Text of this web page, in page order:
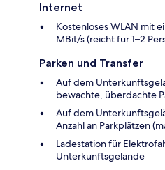
Internet
Kostenloses WLAN mit
MBit/s (reicht für 1–2
Parken und Transfer
Auf dem
bewachte, überdachte
Auf dem
Anzahl an Parkplätzen
Ladestation für
Unterkunftsgelände